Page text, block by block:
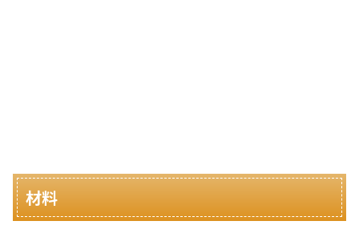
材料